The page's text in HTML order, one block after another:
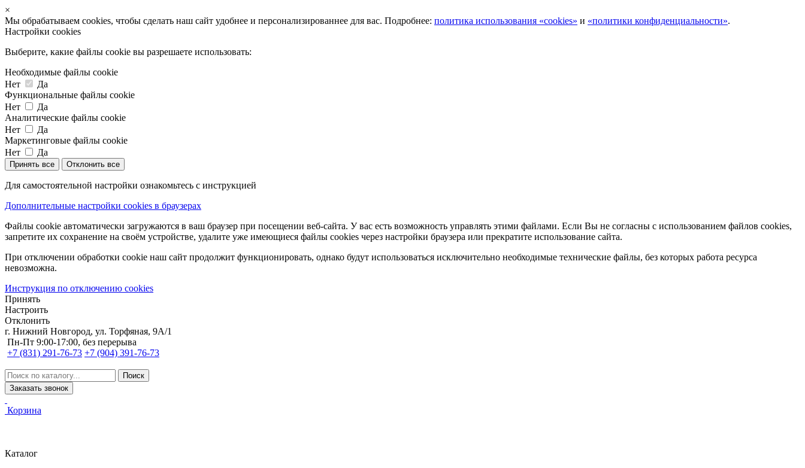
×
Мы обрабатываем cookies, чтобы сделать наш сайт удобнее и персонализированнее для вас. Подробнее: политика использования «cookies» и «политики конфиденциальности».
Настройки cookies
Выберите, какие файлы cookie вы разрешаете использовать:
Необходимые файлы cookie
Нет
Да
Функциональные файлы cookie
Нет
Да
Аналитические файлы cookie
Нет
Да
Маркетинговые файлы cookie
Нет
Да
Принять все Отклонить все
Для самостоятельной настройки ознакомьтесь с инструкцией
Дополнительные настройки cookies в браузерах
Файлы cookie автоматически загружаются в ваш браузер при посещении веб-сайта. У вас есть возможность управлять этими файлами. Если Вы не согласны с использованием файлов cookies,
запретите их сохранение на своём устройстве, удалите уже имеющиеся файлы cookies через настройки браузера или прекратите использование сайта.
При отключении обработки cookie наш сайт продолжит функционировать, однако будут использоваться исключительно необходимые технические файлы, без которых работа ресурса
невозможна.
Инструкция по отключению cookies
Принять
Настроить
Отклонить
г. Нижний Новгород, ул. Торфяная, 9А/1
Пн-Пт 9:00-17:00, без перерыва
+7 (831) 291-76-73 +7 (904) 391-76-73
Заказать звонок
Корзина
Каталог